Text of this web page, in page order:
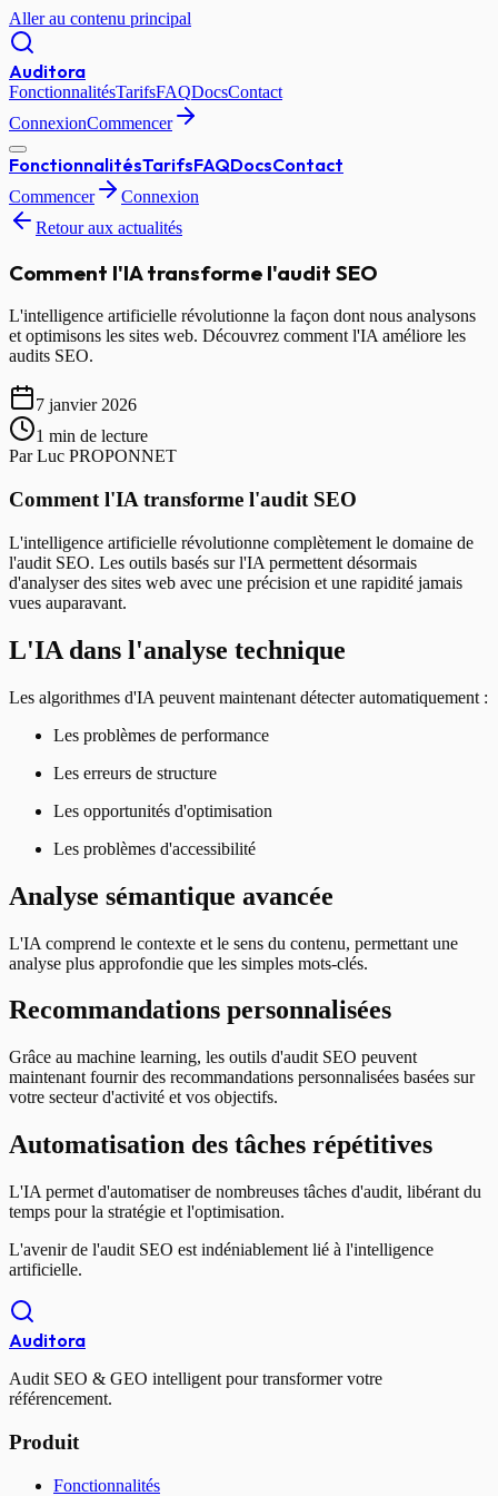
Aller au contenu principal
Auditora
FonctionnalitésTarifsFAQDocsContact
ConnexionCommencer
FonctionnalitésTarifsFAQDocsContact
Commencer
Connexion
Retour aux actualités
Comment l'IA transforme l'audit SEO
L'intelligence artificielle révolutionne la façon dont nous analysons
et optimisons les sites web. Découvrez comment l'IA améliore les
audits SEO.
7 janvier 2026
1 min de lecture
ParLuc PROPONNET
Comment l'IA transforme l'audit SEO
L'intelligence artificielle révolutionne complètement le domaine de
l'audit SEO. Les outils basés sur l'IA permettent désormais
d'analyser des sites web avec une précision et une rapidité jamais
vues auparavant.
L'IA dans l'analyse technique
Les algorithmes d'IA peuvent maintenant détecter automatiquement :
Les problèmes de performance
Les erreurs de structure
Les opportunités d'optimisation
Les problèmes d'accessibilité
Analyse sémantique avancée
L'IA comprend le contexte et le sens du contenu, permettant une
analyse plus approfondie que les simples mots-clés.
Recommandations personnalisées
Grâce au machine learning, les outils d'audit SEO peuvent
maintenant fournir des recommandations personnalisées basées sur
votre secteur d'activité et vos objectifs.
Automatisation des tâches répétitives
L'IA permet d'automatiser de nombreuses tâches d'audit, libérant du
temps pour la stratégie et l'optimisation.
L'avenir de l'audit SEO est indéniablement lié à l'intelligence
artificielle.
Auditora
Audit SEO & GEO intelligent pour transformer votre
référencement.
Produit
Fonctionnalités